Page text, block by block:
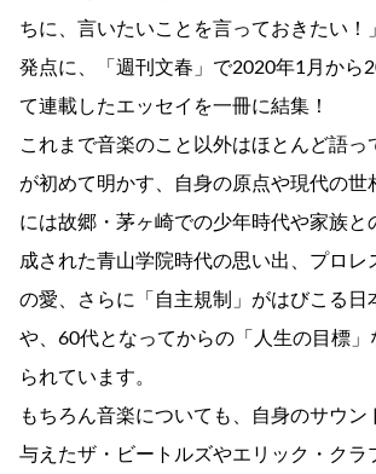
ちに、言いたいことを言っておきたい！
発点に、「週刊文春」で2020年1月から
て連載したエッセイを一冊に結集！
これまで音楽のこと以外はほとんど語っ
が初めて明かす、自身の原点や現代の世
には故郷・茅ヶ崎での少年時代や家族と
成された青山学院時代の思い出、プロレ
の愛、さらに「自主規制」がはびこる日
や、60代となってからの「人生の目標」
られています。
もちろん音楽についても、自身のサウン
与えたザ・ビートルズやエリック・クラ